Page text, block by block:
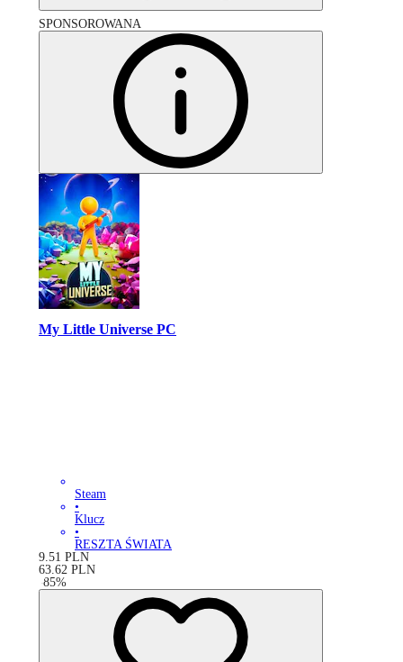
SPONSOROWANA
My Little Universe PC
Steam
•
Klucz
•
RESZTA ŚWIATA
9.51 PLN
63.62 PLN
-85%